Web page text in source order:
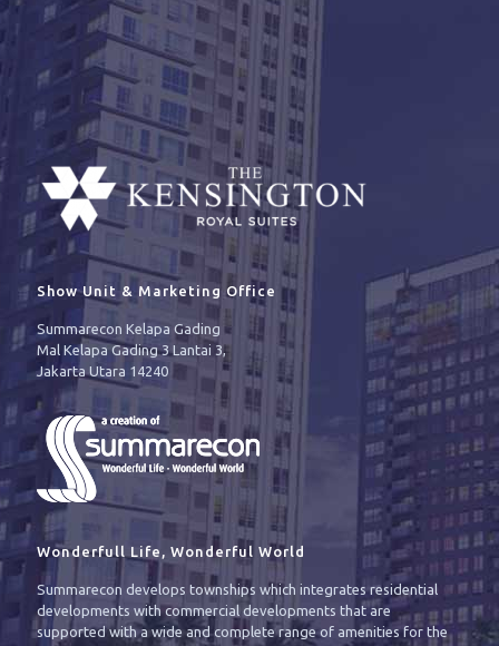
Show Unit & Marketing Office
Summarecon Kelapa Gading
Mal Kelapa Gading 3 Lantai 3,
Jakarta Utara 14240
Wonderfull Life, Wonderful World
Summarecon develops townships which integrates residential
developments with commercial developments that are
supported with a wide and complete range of amenities for the